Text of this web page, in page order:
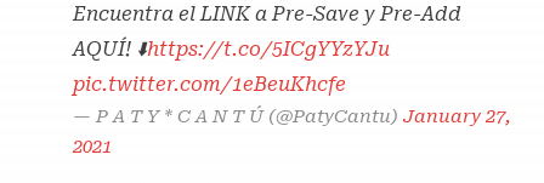
Encuentra el LINK a Pre-Save y Pre-Add
AQUÍ! ⬇️https://t.co/5ICgYYzYJu
pic.twitter.com/1eBeuKhcfe
— P A T Y * C A N T Ú (@PatyCantu) January 27,
2021